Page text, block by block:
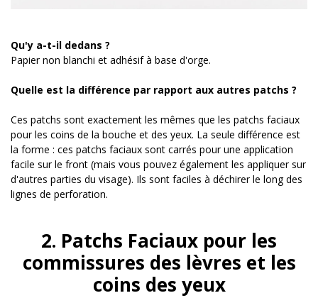
Qu'y a-t-il dedans ?
Papier non blanchi et adhésif à base d'orge.
Quelle est la différence par rapport aux autres patchs ?
Ces patchs sont exactement les mêmes que les patchs faciaux
pour les coins de la bouche et des yeux. La seule différence est
la forme : ces patchs faciaux sont carrés pour une application
facile sur le front (mais vous pouvez également les appliquer sur
d'autres parties du visage). Ils sont faciles à déchirer le long des
lignes de perforation.
2. Patchs Faciaux pour les
commissures des lèvres et les
coins des yeux